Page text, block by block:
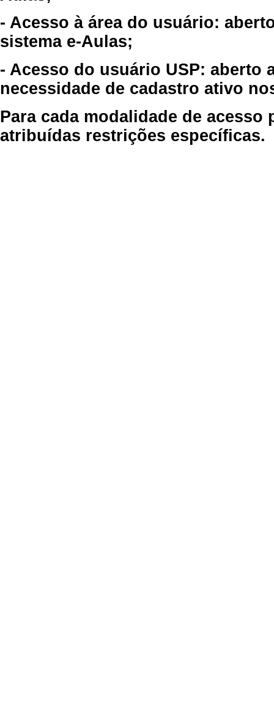
- Acesso à área do usuário:
sistema e-Aulas;
- Acesso do usuário USP: aberto
necessidade de cadastro ativo
Para cada modalidade de
atribuídas restrições específicas.